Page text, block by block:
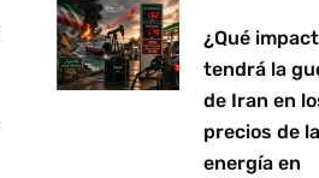
¿Qué
tendrá la
de Iran en
precios de la
energía en